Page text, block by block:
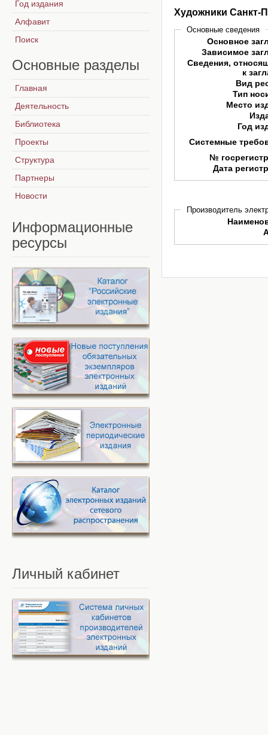
Художники Санкт-
Основные сведения
Основное
Зависимое
Сведения,
к
Вид
Тип
Место
Год
Системные
№
Дата
Производитель
Год издания
Алфавит
Поиск
Основные разделы
Главная
Деятельность
Библиотека
Проекты
Структура
Партнеры
Новости
Информационные
ресурсы
Личный кабинет